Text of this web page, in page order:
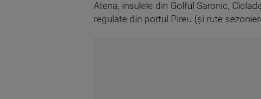
Atena, insulele din Golful Saronic,
regulate din portul Pireu (și rute